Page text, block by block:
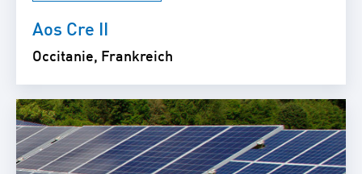
Aos Cre II
Occitanie, Frankreich